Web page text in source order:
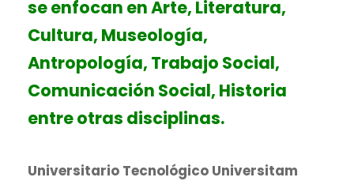
se enfocan en Arte, Literatura,
Cultura, Museología,
Antropología, Trabajo Social,
Comunicación Social, Historia
entre otras disciplinas.
Universitario Tecnológico Universitam